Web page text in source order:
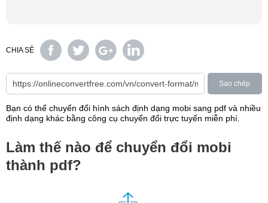
CHIA SẺ
Sao chép
Bạn có thể chuyển đổi hình sách định dạng mobi sang pdf và nhiều
định dạng khác bằng công cụ chuyển đổi trực tuyến miễn phí.
Làm thế nào để chuyển đổi mobi
thành pdf?